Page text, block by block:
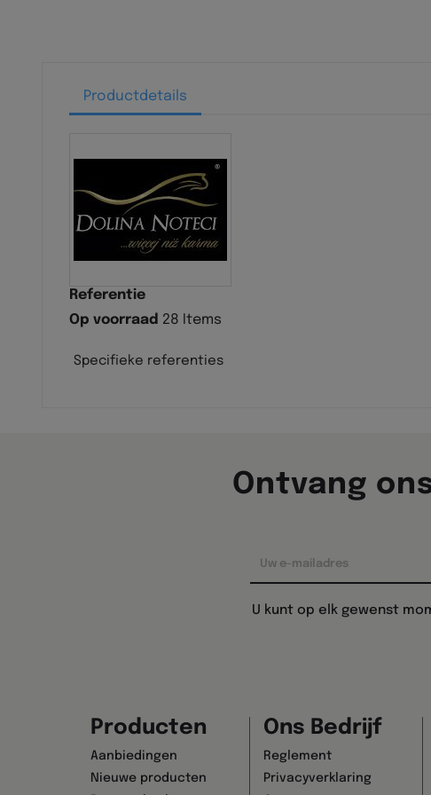
Productdetails
Referentie
Op voorraad 28 Items
Specifieke referenties
Ontvang
U kunt op elk gewenst
Producten
Aanbiedingen
Nieuwe producten
Ons Bedrijf
Reglement
Privacyverklaring